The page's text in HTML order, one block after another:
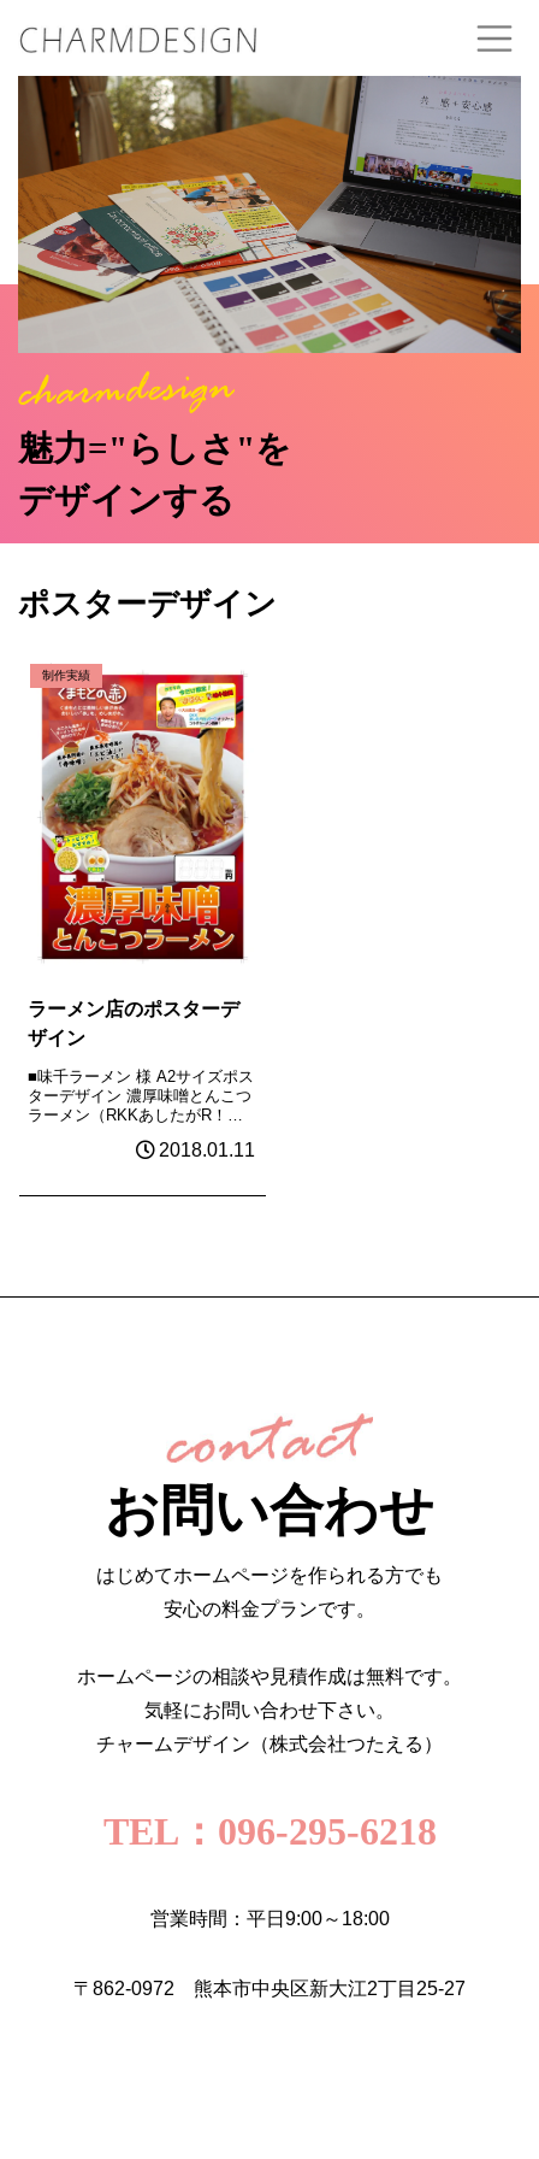
魅力="らしさ"を
デザインする
ポスターデザイン
制作実績
ラーメン店のポスターデ
ザイン
■味千ラーメン 様 A2サイズポス
ターデザイン 濃厚味噌とんこつ
ラーメン（RKKあしたがR！パ
ン） 《デザイン》《制作》
2018.01.11
お問い合わせ
はじめてホームページを作られる方でも
安心の料金プランです。
ホームページの相談や見積作成は無料です。
気軽にお問い合わせ下さい。
チャームデザイン（株式会社つたえる）
TEL：096-295-6218
営業時間：平日9:00～18:00
〒862-0972 熊本市中央区新大江2丁目25-27